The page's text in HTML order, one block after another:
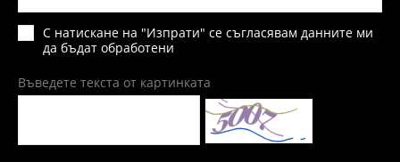
С натискане на "Изпрати" се съгласявам данните ми
да бъдат обработени
Въведете текста от картинката